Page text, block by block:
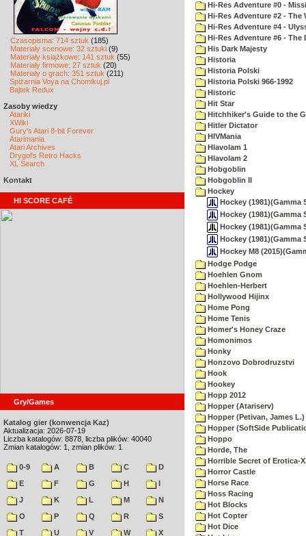
Czasopisma: 714 sztuk (185)
Materiały scenowe: 32 sztuki (9)
Materiały książkowe: 141 sztuk (55)
Materiały firmowe: 27 sztuk (20)
Materiały o grach: 351 sztuk (211)
Spiżarnia Voya na Chomikuj.pl
Bajtek Redux
Zasoby wiedzy
Atariki
XWiki
Gury's Atari 8-bit Forever
Atarimania
Atari Archives
Drygol's Retro Hacks
XL Search
Kontakt
HI SCORE CAFÉ
Gry/Games
Katalog gier (konwencja Kaz)
Aktualizacja: 2026-07-19
Liczba katalogów: 8878, liczba plików: 40040
Zmian katalogów: 1, zmian plików: 1
0-9 A B C
D
E
F G H
I
J
K L M
N
O
P Q R
S
T
U V W
X
Hi-Res Adventure #0 -
Hi-Res Adventure #2 - The
Hi-Res Adventure #4 -
Hi-Res Adventure #6 - The
His Dark Majesty
Historia
Historia Polski
Historia Polski 966-1992
Historic
Hit Star
Hitchhiker's Guide to the
Hitler Dictator
HIVMania
Hlavolam 1
Hlavolam 2
Hobgoblin
Hobgoblin II
Hockey
Hockey (1981)(Gamma
Hockey (1981)(Gamma
Hockey (1981)(Gamma
Hockey (1981)(Gamma
Hockey M8
Hodge Podge
Hoehlen Gnom
Hoehlen-Herbert
Hollywood Hijinx
Home Pong
Home Tenis
Homer's Honey Craze
Homonimos
Honky
Honzovo Dobrodruzstvi
Hook
Hookey
Hopp 2012
Hopper (Atariserv)
Hopper (Petivan, James L.)
Hopper (SoftSide
Hoppo
Horde, The
Horrible Secret of Erotica-
Horror Castle
Horse Race
Hoss Racing
Hot Blocks
Hot Copter
Hot Dice